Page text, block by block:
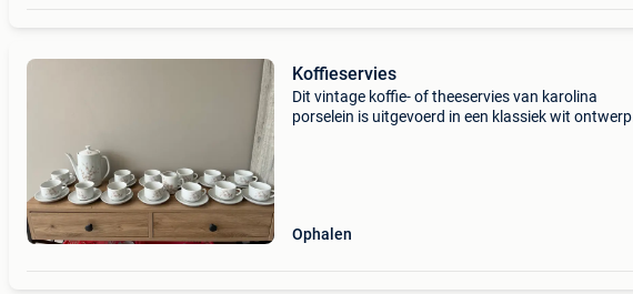
Koffieservies
Dit vintage koffie- of theeservies van karolina
porselein is uitgevoerd in een klassiek wit ontwerp
Ophalen